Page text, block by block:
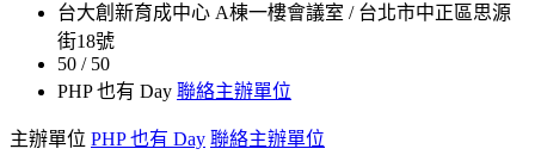
台大創新育成中心 A棟一樓會議室 / 台北市中正區思源
街18號
50 / 50
PHP 也有 Day 聯絡主辦單位
主辦單位 PHP 也有 Day 聯絡主辦單位